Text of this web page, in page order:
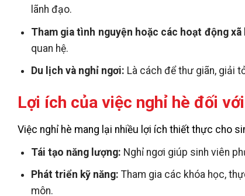
lãnh đạo.
Tham gia tình nguyện hoặc các hoạt động xã
quan hệ.
Du lịch và nghỉ ngơi: Là cách để thư giãn, giải
Lợi ích của việc nghỉ hè đối
Việc nghỉ hè mang lại nhiều lợi ích thiết thực cho
Tái tạo năng lượng: Nghỉ ngơi giúp sinh viên
Phát triển kỹ năng: Tham gia các khóa học,
môn.